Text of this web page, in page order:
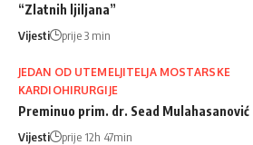
“Zlatnih ljiljana”
Vijesti prije 3 min
JEDAN OD UTEMELJITELJA MOSTARSKE
KARDIOHIRURGIJE
Preminuo prim. dr. Sead Mulahasanović
Vijesti prije 12h 47min